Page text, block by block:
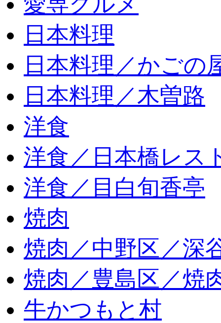
日本料理
日本料理／かごの
日本料理／木曽路
洋食
洋食／日本橋レス
洋食／目白旬香亭
焼肉
焼肉／中野区／深
焼肉／豊島区／焼
牛かつもと村